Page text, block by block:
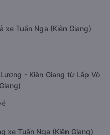
xe Tuấn Nga (Kiên Giang)
- Kiên Giang từ Lấp Vò
xe Tuấn Nga (Kiên Giang)